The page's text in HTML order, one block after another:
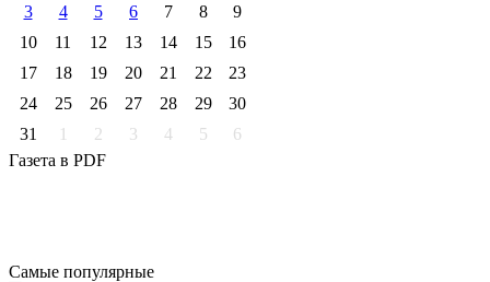
3
4 5 6 7 8
9
10
11 12 13 14 15
16
17
18 19 20 21 22
23
24
25 26 27 28 29
30
31
1 2 3 4 5
6
Газета в PDF
Самые популярные